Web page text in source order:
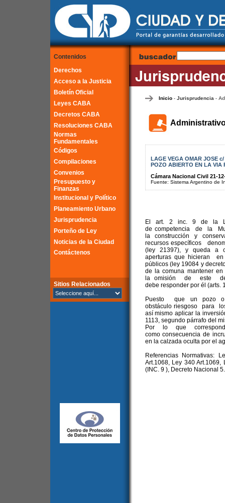
Contenidos
Derechos
Acceso a la Justicia
Boletín Oficial
Leyes CABA
Decretos CABA
Resoluciones CABA
Normas
Fundamentales
Códigos
Compilaciones
Convenios
Presupuesto y
Finanzas
Institucional y Político
Planeamiento Urbano
Jurisprudencia
Porteño de Ley
Noticias de la Ciudad
Contáctenos
Sitios Relacionados
Inicio- Jurisprudencia-
LAGE VEGA OMAR JOSE
POZO ABIERTO EN LA VIA
Cámara Nacional Civil 21-
Fuente: Sistema Argentino de
El art. 2 inc. 9 de la
de competencia de la
la construcción y
recursos específicos
(ley 21397), y queda a
aperturas que hicieran
públicos (ley 19084 y
de la comuna mantener
la omisión de este
debe responder por él (arts.
Puesto que un pozo
obstáculo riesgoso para
así mismo aplicar la
1113, segundo párrafo del
Por lo que
como consecuencia de
en la calzada oculta por el
Referencias Normativas:
Art.1068, Ley 340 Art.1069,
(INC. 9 ), Decreto Nacional